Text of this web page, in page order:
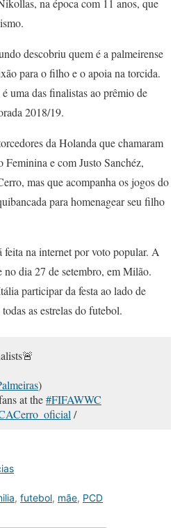
na época com 11 anos, que
descobriu quem é a palmeirense
para o filho e o apoia na torcida.
uma das finalistas ao prêmio de
2018/19.
da Holanda que chamaram
e com Justo Sanchéz,
mas que acompanha os jogos do
para homenagear seu filho
feita na internet por voto popular. A
no dia 27 de setembro, em Milão.
participar da festa ao lado de
as estrelas do futebol.
)
at the#FIFAWWC
/
, futebol, mãe, PCD